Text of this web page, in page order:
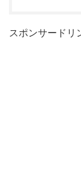
スポンサードリ